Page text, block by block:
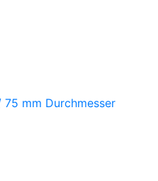
mm Durchmesser